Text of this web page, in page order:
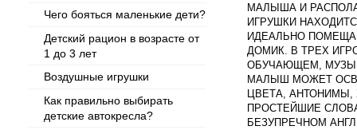
Чего бояться маленькие дети?
Детский рацион в возрасте от
1 до 3 лет
Воздушные игрушки
Как правильно выбирать
детские автокресла?
МАЛЫША И
ИГРУШКИ
ИДЕАЛЬНО
ДОМИК. В ТРЕХ
ОБУЧАЮЩЕМ,
МАЛЫШ МОЖЕТ
ЦВЕТА,
ПРОСТЕЙШИЕ
БЕЗУПРЕЧНОМ